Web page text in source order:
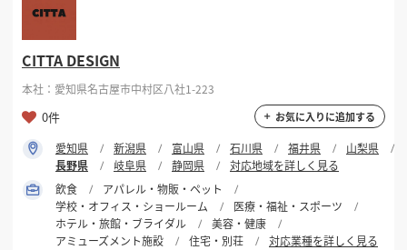
CITTA DESIGN
本社：愛知県名古屋市中村区八社1-223
0件 お気に入りに追加する
愛知県 新潟県 富山県 石川県 福井県
山梨県
長野県
岐阜県 静岡県
対応地域を詳しく見る
飲食
アパレル・物販・ペット
学校・オフィス・ショールーム
医療・福祉・スポーツ
ホテル・旅館・ブライダル
美容・健康
アミューズメント施設
住宅・別荘
対応業種を詳しく見る